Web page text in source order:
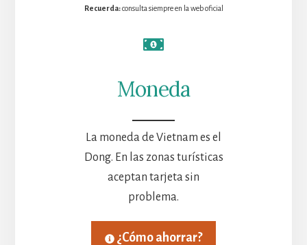
Recuerda:consulta siempre en la web oficial
Moneda
La moneda de Vietnam es el
Dong. En las zonas turísticas
aceptan tarjeta sin
problema.
¿Cómo ahorrar?